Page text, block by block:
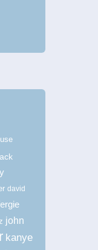
david
john
kanye